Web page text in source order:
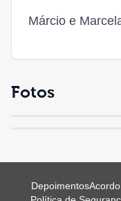
Márcio e
Fotos
Depoimentos